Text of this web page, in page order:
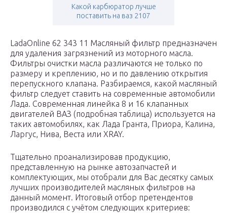
Какой карбюратор лучше
поставить на ваз 2107
LadaOnline 62 343 11 Масляный фильтр предназначен
для удаления загрязнений из моторного масла.
Фильтры очистки масла различаются не только по
размеру и креплению, но и по давлению открытия
перепускного клапана. Разбираемся, какой масляный
фильтр следует ставить на современные автомобили
Лада. Современная линейка 8 и 16 клапанных
двигателей ВАЗ (подробная таблица) используется на
таких автомобилях, как Лада Гранта, Приора, Калина,
Ларгус, Нива, Веста или XRAY.
Тщательно проанализировав продукцию,
представленную на рынке автозапчастей и
комплектующих, мы отобрали для Вас десятку самых
лучших производителей масляных фильтров на
данный момент. Итоговый отбор претендентов
производился с учётом следующих критериев: